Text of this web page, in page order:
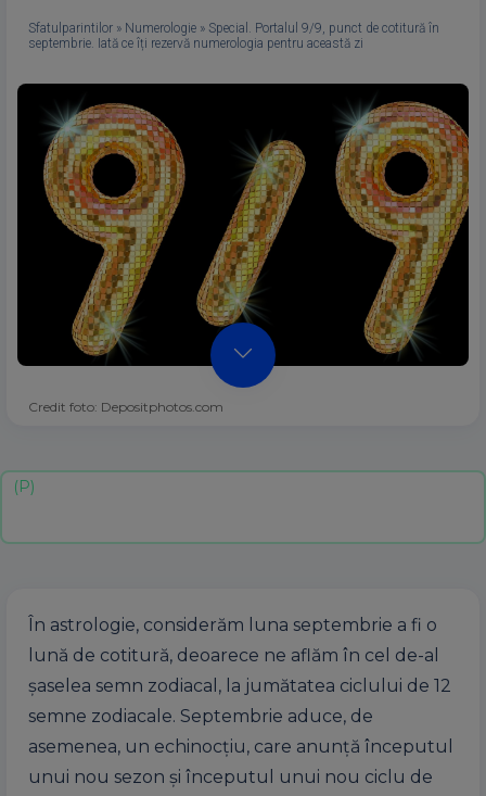
Sfatulparintilor » Numerologie » Special. Portalul 9/9, punct de cotitură în
septembrie. Iată ce îți rezervă numerologia pentru această zi
Credit foto: Depositphotos.com
În astrologie, considerăm luna septembrie a fi o
lună de cotitură, deoarece ne aflăm în cel de-al
șaselea semn zodiacal, la jumătatea ciclului de 12
semne zodiacale. Septembrie aduce, de
asemenea, un echinocțiu, care anunță începutul
unui nou sezon și începutul unui nou ciclu de